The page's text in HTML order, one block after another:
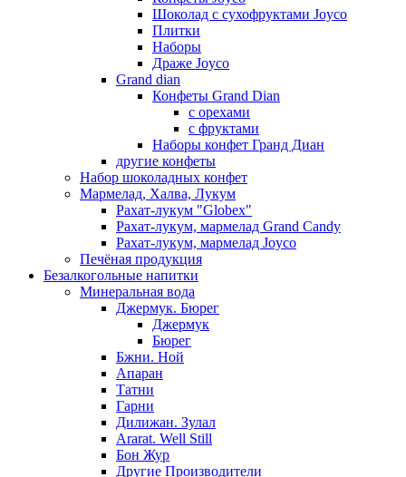
Шоколад с сухофруктами Joyco
Плитки
Наборы
Драже Joyco
Grand dian
Конфеты Grand Dian
с орехами
с фруктами
Наборы конфет Гранд Диан
другие конфеты
Набор шоколадных конфет
Мармелад, Халва, Лукум
Рахат-лукум "Globex"
Рахат-лукум, мармелад Grand Candy
Рахат-лукум, мармелад Joyco
Печёная продукция
Безалкогольные напитки
Минеральная вода
Джермук. Бюрег
Джермук
Бюрег
Бжни. Ной
Апаран
Татни
Гарни
Дилижан. Зулал
Ararat. Well Still
Бон Жур
Другие Производители